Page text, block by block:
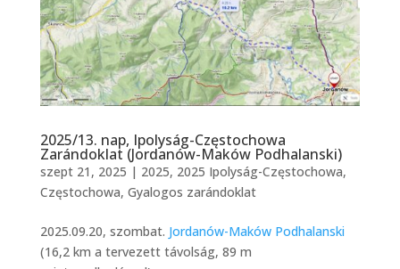
2025/13. nap, Ipolyság-Częstochowa
Zarándoklat (Jordanów-Maków Podhalanski)
szept 21, 2025 | 2025, 2025 Ipolyság-Częstochowa,
Częstochowa, Gyalogos zarándoklat
2025.09.20, szombat. Jordanów-Maków Podhalanski
(16,2 km a tervezett távolság, 89 m